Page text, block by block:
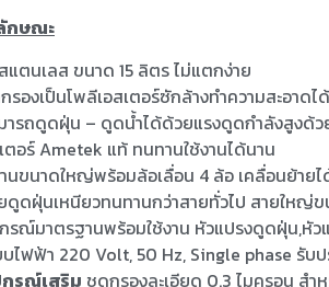
ษณะ
แตนเลส ขนาด 15 ลิตร ไม่แตกง่าย
รองเป็นโพลีเอสเตอร์ซักล้างทำความสะอาดไ
ารถดูดฝุ่น – ดูดน้ำได้ด้วยแรงดูดกำลังสูงด้ว
ตอร์ Ametek แท้ ทนทานใช้งานได้นาน
นขนาดใหญ่พร้อมล้อเลื่อน 4 ล้อ เคลื่อนย้ายไ
ดูดฝุ่นเหนียวทนทานกว่าสายทั่วไป สายใหญ่ข
รณ์มาตรฐานพร้อมใช้งาน หัวแปรงดูดฝุ่น,หั
บไฟฟ้า 220 Volt, 50 Hz, Single phase รับ
รณ์เสริม ชุดกรองละเอียด 0.3 ไมครอน ส